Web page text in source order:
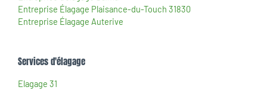
Entreprise Élagage Plaisance-du-Touch 31830
Entreprise Élagage Auterive
Services d'élagage
Elagage 31